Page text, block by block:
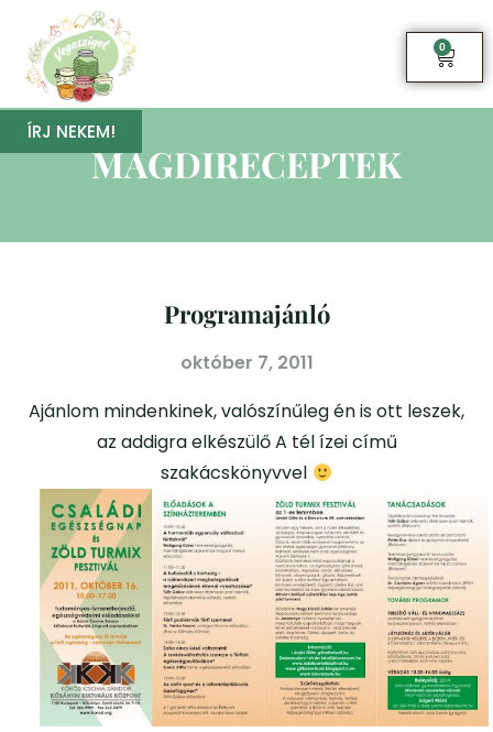
0
ÍRJ NEKEM!
MAGDIRECEPTEK
Programajánló
október 7, 2011
Ajánlom mindenkinek, valószínűleg én is ott leszek,
az addigra elkészülő A tél ízei című
szakácskönyvvel